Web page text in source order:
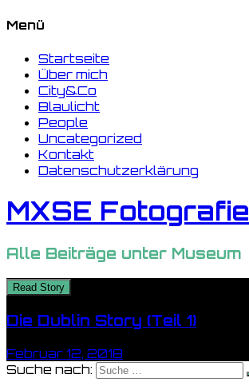
Menü
Startseite
Über mich
City&Co
Blaulicht
People
Uncategorized
Kontakt
Datenschutzerklärung
MXSE Fotografie
Alle Beiträge unter Museum
Read Story
Die Dublin Story (Teil 1)
Februar 12, 2018
Suche nach: